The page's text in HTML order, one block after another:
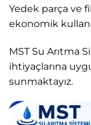
Yedek parça ve
ekonomik
MST Su Arıtma
ihtiyaçlarına
sunmaktayız.